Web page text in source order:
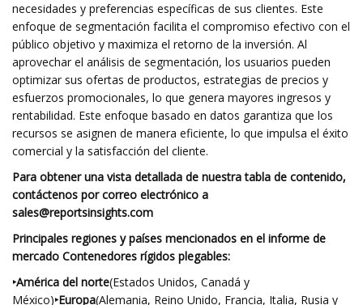
necesidades y preferencias específicas de sus clientes. Este
enfoque de segmentación facilita el compromiso efectivo con el
público objetivo y maximiza el retorno de la inversión. Al
aprovechar el análisis de segmentación, los usuarios pueden
optimizar sus ofertas de productos, estrategias de precios y
esfuerzos promocionales, lo que genera mayores ingresos y
rentabilidad. Este enfoque basado en datos garantiza que los
recursos se asignen de manera eficiente, lo que impulsa el éxito
comercial y la satisfacción del cliente.
Para obtener una vista detallada de nuestra tabla de contenido,
contáctenos por correo electrónico a
sales@reportsinsights.com
Principales regiones y países mencionados en el informe de
mercado Contenedores rígidos plegables:
‣América del norte(Estados Unidos, Canadá y
México)‣Europa(Alemania, Reino Unido, Francia, Italia, Rusia y